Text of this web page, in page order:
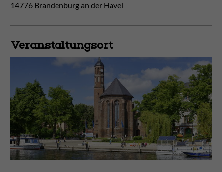
14776 Brandenburg an der Havel
Veranstaltungsort